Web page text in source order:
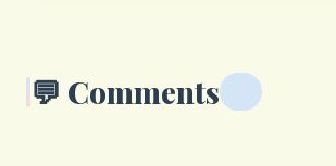
💬 Comments